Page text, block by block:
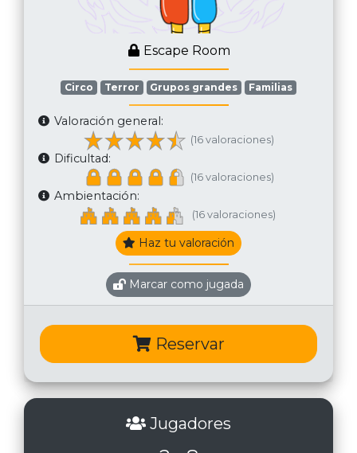
Escape Room
Circo Terror Grupos grandes Familias
Valoración general:
(16 valoraciones)
Dificultad:
(16 valoraciones)
Ambientación:
(16 valoraciones)
Haz tu valoración
Marcar como jugada
Reservar
Jugadores